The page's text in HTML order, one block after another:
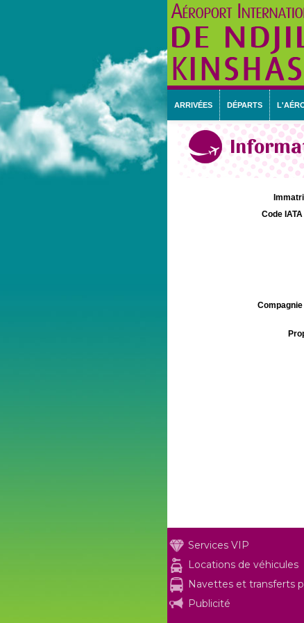
ARRIVÉES DÉPARTS
Code
Services VIP
Locations de véhicules
Navettes et transferts
Publicité